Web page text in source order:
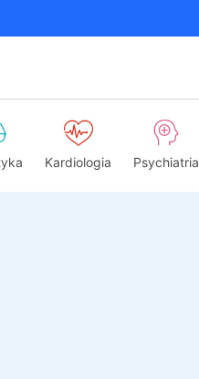
Kardiologia Psychiatria